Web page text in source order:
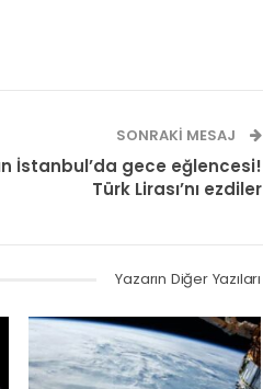
SONRAKI MESAJ
İstanbul’da gece eğlencesi!
Türk Lirası’nı ezdiler
Yazarın Diğer Yazıları